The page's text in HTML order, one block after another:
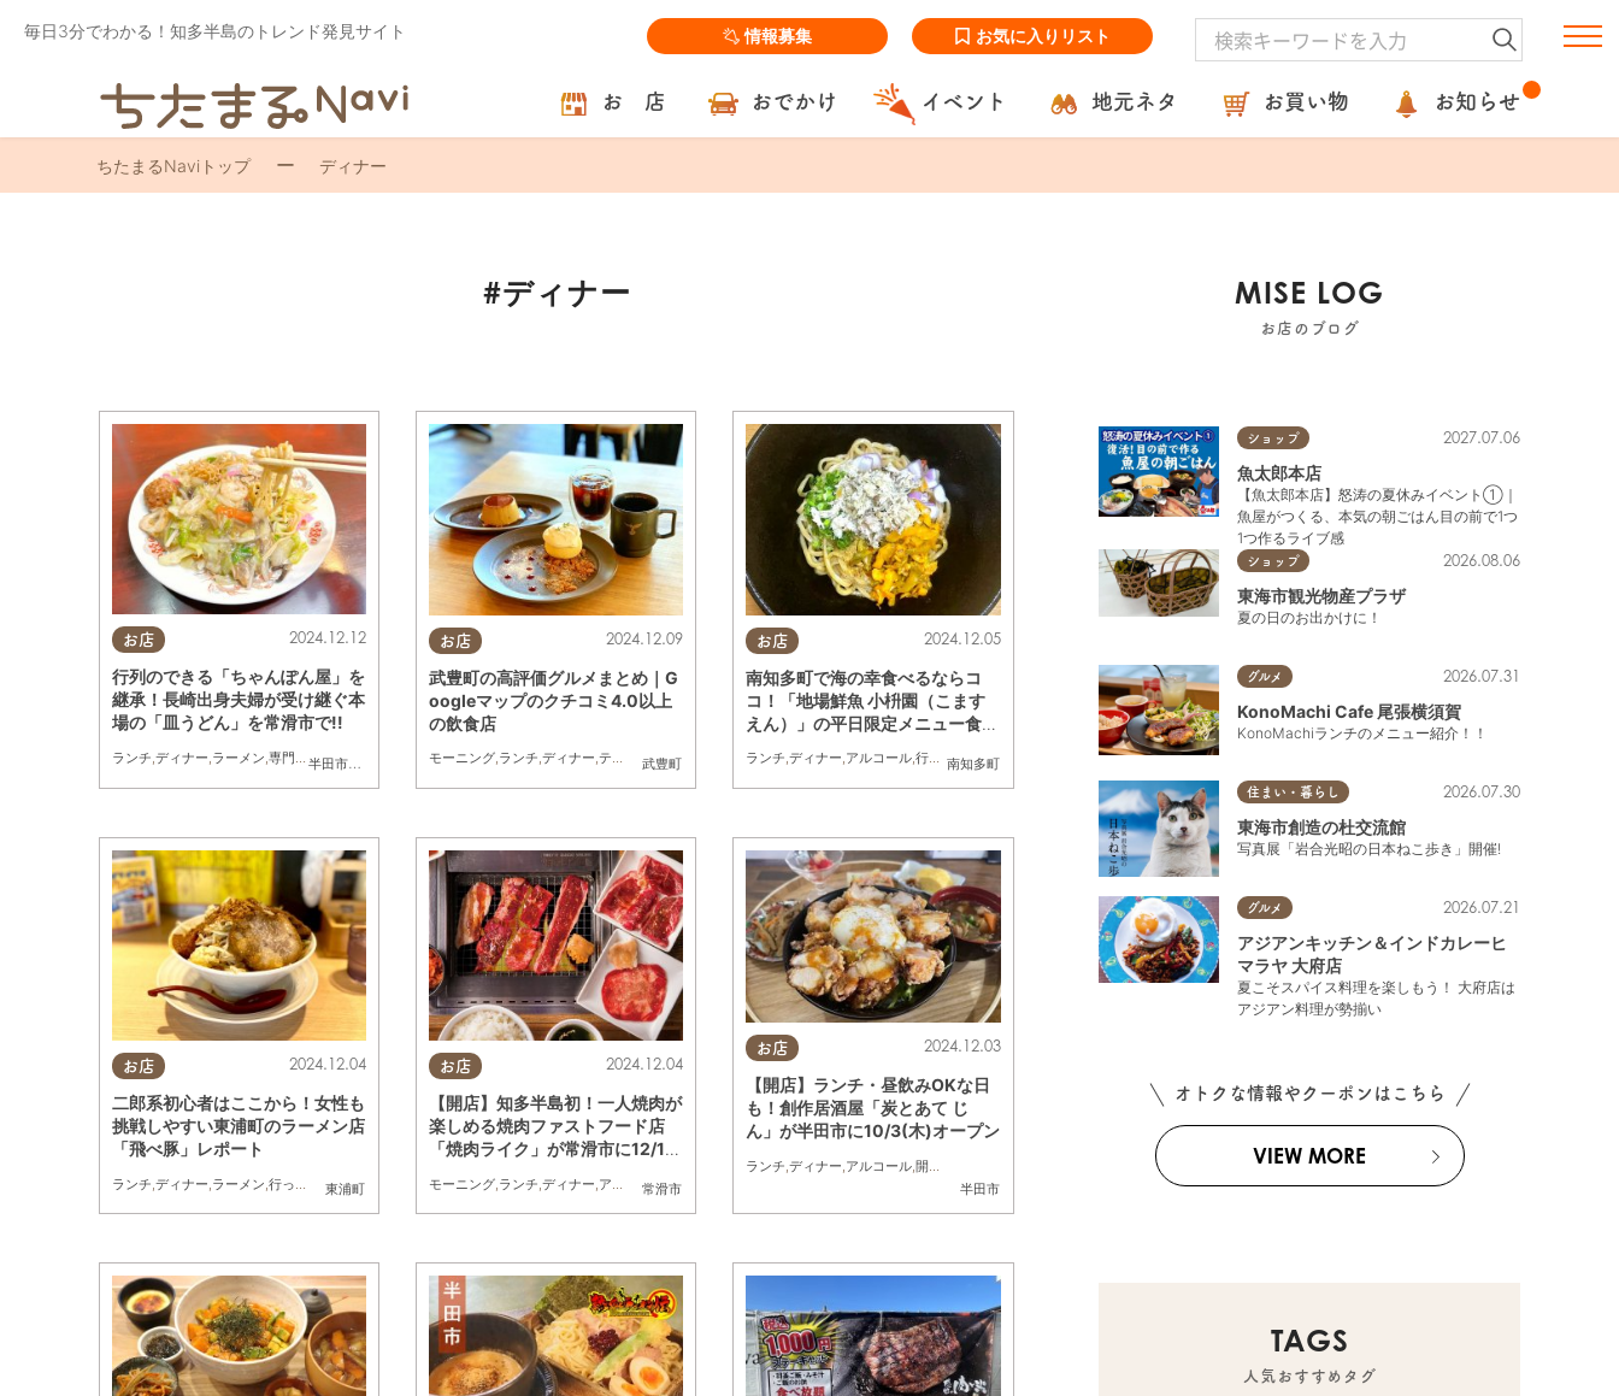
毎日3分でわかる！知多半島のトレンド発見サイト 情報募集 お気に入りリスト
お 店 おでかけ イベント 地元ネタ お買い物 お知らせ
ちたまるNaviトップ ディナー
#ディナー
お店
半田市
,常滑市
2024.12.12
行列のできる「ちゃんぽん屋」を
継承！長崎出身夫婦が受け継ぐ本
場の「皿うどん」を常滑市で!!
ランチ ディナー ラーメン 専門店
お店
武豊町
2024.12.09
武豊町の高評価グルメまとめ｜G
oogleマップのクチコミ4.0以上
の飲食店
モーニング,ランチ,ディナー,テイクアウト
お店
南知多町
2024.12.05
南知多町で海の幸食べるならコ
コ！「地場鮮魚 小枡園（こます
えん）」の平日限定メニュー食べ
ランチ,ディナー,アルコール,行ってみたレポ
お店
東浦町
2024.12.04
二郎系初心者はここから！女性も
挑戦しやすい東浦町のラーメン店
「飛べ豚」レポート
ランチ,ディナー,ラーメン,行ってみたレポ , コスパ抜群
お店
常滑市
2024.12.04
【開店】知多半島初！一人焼肉が
楽しめる焼肉ファストフード店
「焼肉ライク」が常滑市に12/13
モーニング,ランチ,ディナー,アルコール ,開店
お店
半田市
2024.12.03
【開店】ランチ・昼飲みOKな日
も！創作居酒屋「炭とあて じ
ん」が半田市に10/3(木)オープン
ランチ,ディナー,アルコール,開店
MISE LOG
お店のブログ
ショップ 2027.07.06
魚太郎本店
【魚太郎本店】怒涛の夏休みイベント①｜
魚屋がつくる、本気の朝ごはん目の前で1つ
1つ作るライブ感
ショップ 2026.08.06
東海市観光物産プラザ
夏の日のお出かけに！
グルメ 2026.07.31
KonoMachi Cafe 尾張横須賀
KonoMachiランチのメニュー紹介！！
住まい・暮らし 2026.07.30
東海市創造の杜交流館
写真展「岩合光昭の日本ねこ歩き」開催!
グルメ 2026.07.21
アジアンキッチン＆インドカレーヒ
マラヤ 大府店
夏こそスパイス料理を楽しもう！ 大府店は
アジアン料理が勢揃い
オトクな情報やクーポンはこちら
VIEW MORE
TAGS
人気おすすめタグ